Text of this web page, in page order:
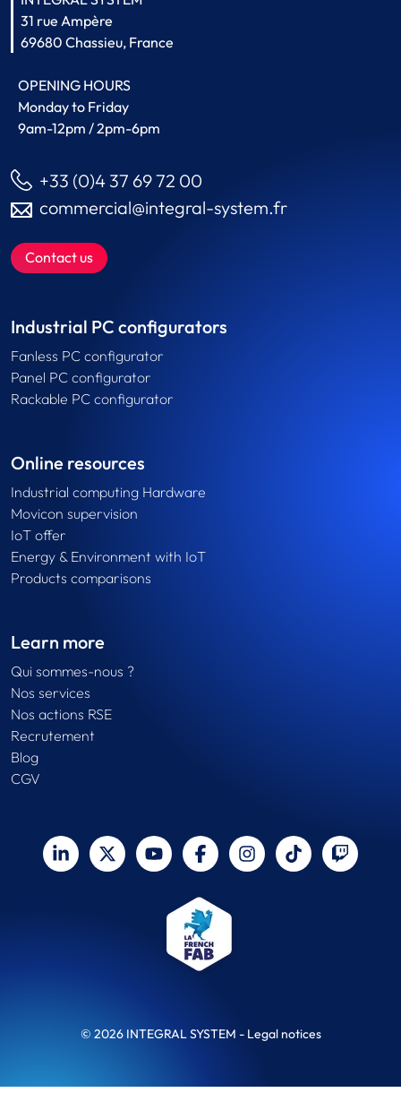
31 rue Ampère
69680 Chassieu, France
OPENING HOURS
Monday to Friday
9am-12pm / 2pm-6pm
+33 (0)4 37 69 72 00
commercial@integral-system.fr
Contact us
Industrial PC configurators
Fanless PC configurator
Panel PC configurator
Rackable PC configurator
Online resources
Industrial computing Hardware
Movicon supervision
IoT offer
Energy & Environment with IoT
Products comparisons
Learn more
Qui sommes-nous ?
Nos services
Nos actions RSE
Recrutement
Blog
CGV
© 2026 INTEGRAL SYSTEM - Legal notices